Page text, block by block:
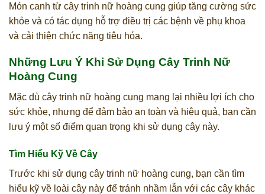
Món canh từ cây trinh nữ hoàng cung giúp tăng cường sức
khỏe và có tác dụng hỗ trợ điều trị các bệnh về phụ khoa
và cải thiện chức năng tiêu hóa.
Những Lưu Ý Khi Sử Dụng Cây Trinh Nữ
Hoàng Cung
Mặc dù cây trinh nữ hoàng cung mang lại nhiều lợi ích cho
sức khỏe, nhưng để đảm bảo an toàn và hiệu quả, bạn cần
lưu ý một số điểm quan trọng khi sử dụng cây này.
Tìm Hiểu Kỹ Về Cây
Trước khi sử dụng cây trinh nữ hoàng cung, bạn cần tìm
hiểu kỹ về loài cây này để tránh nhầm lẫn với các cây khác